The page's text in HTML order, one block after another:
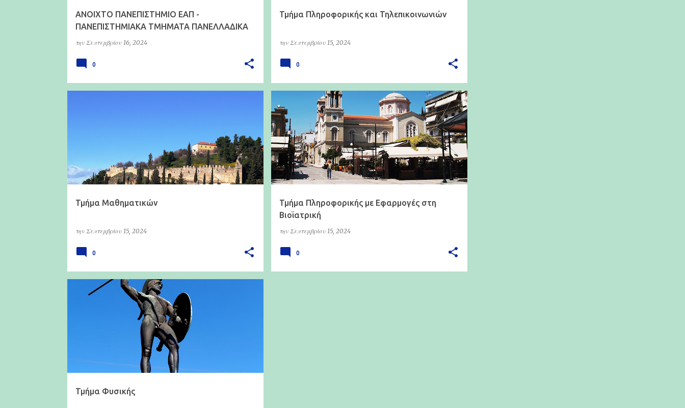
ANOIXTO ΠΑΝΕΠΙΣΤΗΜΙΟ ΕΑΠ -
ΠΑΝΕΠΙΣΤΗΜΙΑΚΑ ΤΜΗΜΑΤΑ ΠΑΝΕΛΛΑΔΙΚΑ
την Σεπτεμβρίου 16, 2024
0
Τμήμα Πληροφορικής και Τηλεπικοινωνιών
την Σεπτεμβρίου 15, 2024
0
Τμήμα Μαθηματικών
την Σεπτεμβρίου 15, 2024
0
Τμήμα Πληροφορικής με Εφαρμογές στη
Βιοϊατρική
την Σεπτεμβρίου 15, 2024
ΤΜΉΜΑ ΠΛΗΡΟΦΟΡΙΚΉΣ ΜΕ ΕΦΑΡΜΟΓΈΣ ΣΤΗ ΒΙΟΪΑΤΡΙΚΉ
0
Τμήμα Φυσικής
ΤΜΉΜΑ ΦΥΣΙΚΉΣ